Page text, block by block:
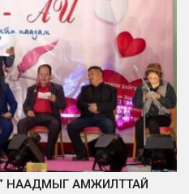
НААДМЫГ АМЖИЛТТАЙ